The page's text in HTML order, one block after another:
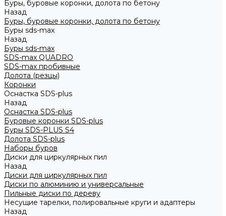
Буры, буровые коронки, долота по бетону
Назад
Буры, буровые коронки, долота по бетону
Буры sds-max
Назад
Буры sds-max
SDS-max QUADRO
SDS-max пробивные
Долота (резцы)
Коронки
Оснастка SDS-plus
Назад
Оснастка SDS-plus
Буровые коронки SDS-plus
Буры SDS-PLUS S4
Долота SDS-plus
Наборы буров
Диски для циркулярных пил
Назад
Диски для циркулярных пил
Диски по алюминию и универсальные
Пильные диски по дереву
Несущие тарелки, полировальные круги и адаптеры
Назад